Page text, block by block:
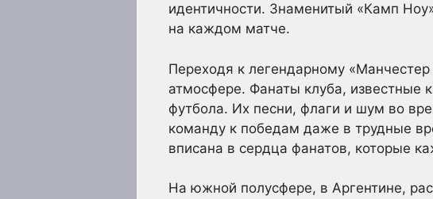
идентичности. Знаменитый «Камп
на каждом матче.
Переходя к легендарному
атмосфере. Фанаты клуба,
футбола. Их песни, флаги и шум во
команду к победам даже в трудные
вписана в сердца фанатов, которые
На южной полусфере, в Аргентине,